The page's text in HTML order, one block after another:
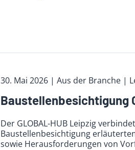
30. Mai 2026 | Aus der Branche |
Baustellenbesichtigung
Der GLOBAL-HUB Leipzig
Baustellenbesichtigung
sowie Herausforderungen von